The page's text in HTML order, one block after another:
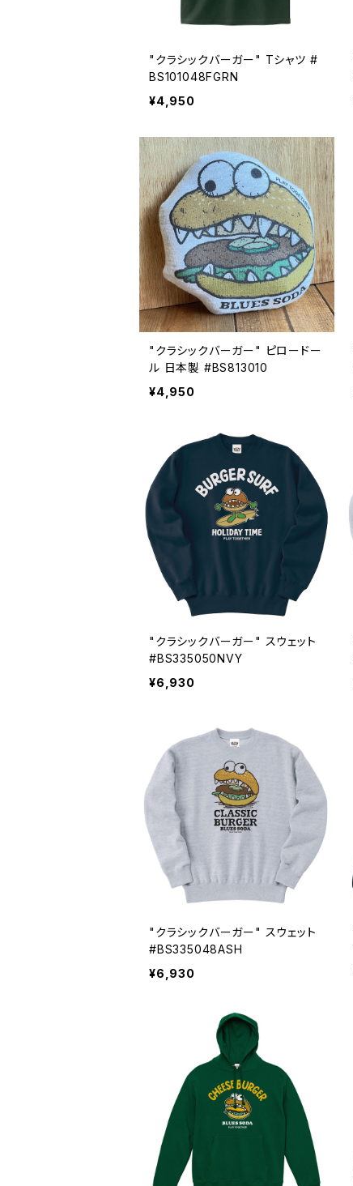
"クラシックバーガー" Tシャツ #
BS101048FGRN
¥4,950
"クラシックバーガー" ピロードー
ル 日本製 #BS813010
¥4,950
"クラシックバーガー" スウェット
#BS335050NVY
¥6,930
"クラシックバーガー" スウェット
#BS335048ASH
¥6,930